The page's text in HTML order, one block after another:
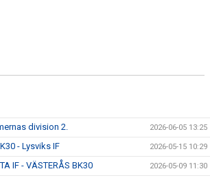
division 2. 2026-06-05 13:25
- Lysviks IF 2026-05-15 10:29
IF - VÄSTERÅS BK30 2026-05-09 11:30